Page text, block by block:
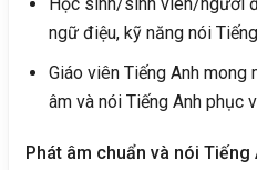
ngữ điệu, kỹ năng nói
Giáo viên Tiếng Anh mong
âm và nói Tiếng Anh phục
Phát âm chuẩn và nói Tiếng